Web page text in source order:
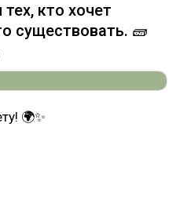
кто хочет
существовать. 🧱
🌍✨